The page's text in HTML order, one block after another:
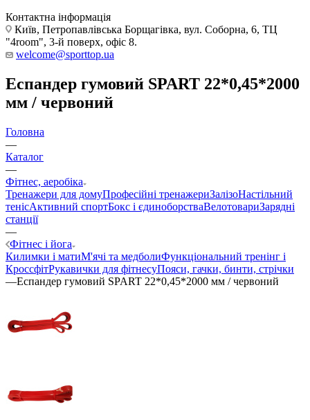
Контактна інформація
Київ, Петропавлівська Борщагівка, вул. Соборна, 6, ТЦ
"4room", 3-й поверх, офіс 8.
welcome@sporttop.ua
Еспандер гумовий SPART 22*0,45*2000
мм / червоний
Головна
—
Каталог
—
Фітнес, аеробіка
Тренажери для домуПрофесійні тренажериЗалізоНастільний
тенісАктивний спортБокс і єдиноборстваВелотовариЗарядні
станції
—
Фітнес і йога
Килимки і матиМ'ячі та медболиФункціональний тренінг і
КроссфітРукавички для фітнесуПояси, гачки, бинти, стрічки
—Еспандер гумовий SPART 22*0,45*2000 мм / червоний